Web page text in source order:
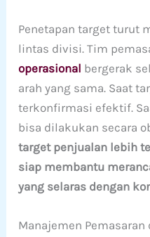
Penetapan target turut
lintas divisi. Tim
operasional bergerak
arah yang sama. Saat
terkonfirmasi efektif.
bisa dilakukan secara
target penjualan lebih
siap membantu
yang selaras dengan
Manajemen